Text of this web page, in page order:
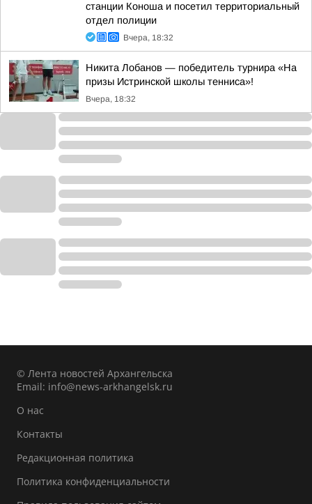
станции Коноша и посетил территориальный
отдел полиции
Вчера, 18:32
Никита Лобанов — победитель турнира «На
призы Истринской школы тенниса»!
Вчера, 18:32
© Лента новостей Архангельска
Email: info@news-arkhangelsk.ru
О нас
Контакты
Редакционная политика
Политика конфиденциальности